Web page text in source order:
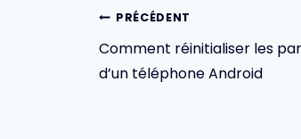
Navigation
de
PRÉCÉDENT
Comment réinitialiser les
d’un téléphone Android